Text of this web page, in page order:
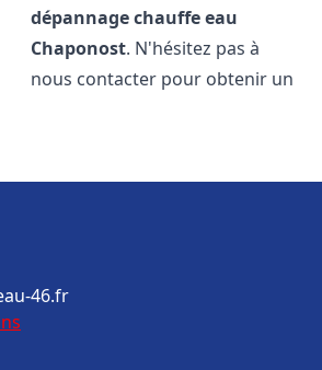
dépannage chauffe eau
Chaponost. N'hésitez pas à
nous contacter pour obtenir un
46.fr